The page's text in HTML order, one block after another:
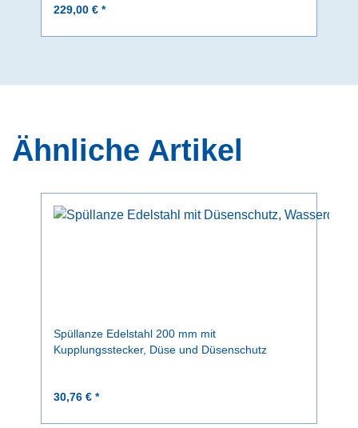
229,00 € *
Ähnliche Artikel
Spüllanze Edelstahl 200 mm mit
Kupplungsstecker, Düse und Düsenschutz
30,76 € *